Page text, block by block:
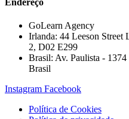
Endereço
GoLearn Agency
Irlanda: 44 Leeson
2, D02 E299
Brasil: Av. Paulista -
Brasil
Instagram Facebook
Política de Cookies